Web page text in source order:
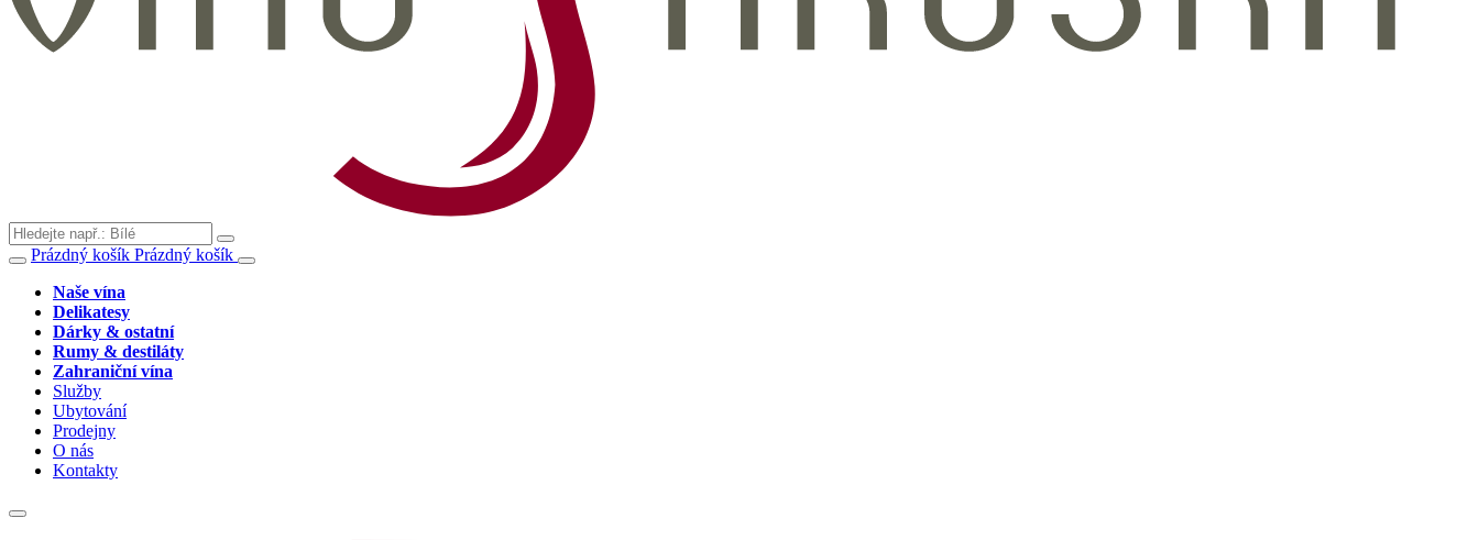
Prázdný košík Prázdný košík
Naše vína
Delikatesy
Dárky & ostatní
Rumy & destiláty
Zahraniční vína
Služby
Ubytování
Prodejny
O nás
Kontakty